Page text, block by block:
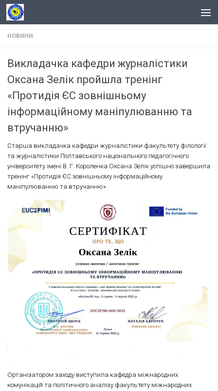
Skip to content
НОВИНИ
Викладачка кафедри журналістики
Оксана Зелік пройшла тренінг
«Протидія ЄС зовнішньому
інформаційному маніпулюванню та
втручанню»
Старша викладачка кафедри журналістики факультету філології
та журналістики Полтавського національного педагогічного
університету імені В. Г. Короленка Оксана Зелік успішно завершила
тренінг «Протидія ЄС зовнішньому інформаційному
маніпулюванню та втручанню».
Організатором заходу виступила кафедра міжнародних
комунікацій та політичного аналізу факультету міжнародних